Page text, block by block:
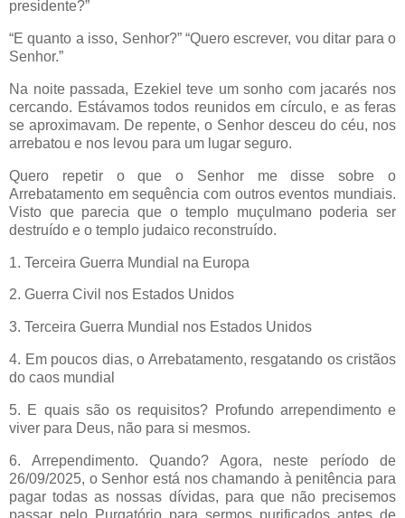
presidente?”
“E quanto a isso, Senhor?” “Quero escrever, vou ditar para o
Senhor.”
Na noite passada, Ezekiel teve um sonho com jacarés nos
cercando. Estávamos todos reunidos em círculo, e as feras
se aproximavam. De repente, o Senhor desceu do céu, nos
arrebatou e nos levou para um lugar seguro.
Quero repetir o que o Senhor me disse sobre o
Arrebatamento em sequência com outros eventos mundiais.
Visto que parecia que o templo muçulmano poderia ser
destruído e o templo judaico reconstruído.
1. Terceira Guerra Mundial na Europa
2. Guerra Civil nos Estados Unidos
3. Terceira Guerra Mundial nos Estados Unidos
4. Em poucos dias, o Arrebatamento, resgatando os cristãos
do caos mundial
5. E quais são os requisitos? Profundo arrependimento e
viver para Deus, não para si mesmos.
6. Arrependimento. Quando? Agora, neste período de
26/09/2025, o Senhor está nos chamando à penitência para
pagar todas as nossas dívidas, para que não precisemos
passar pelo Purgatório para sermos purificados antes de